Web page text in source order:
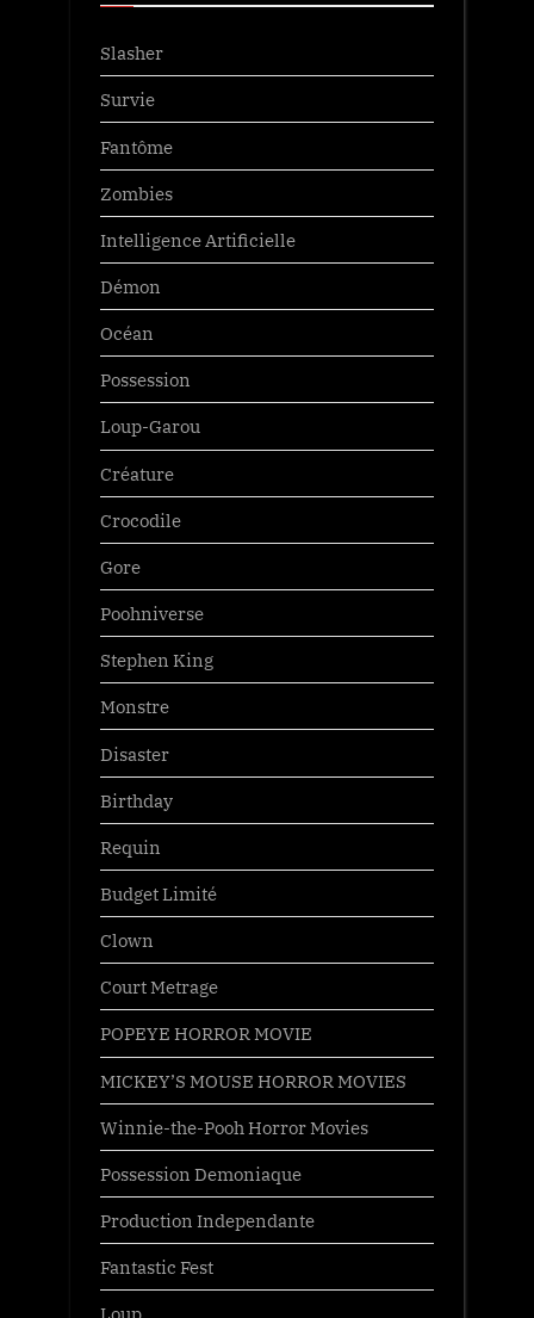
Slasher
Survie
Fantôme
Zombies
Intelligence Artificielle
Démon
Océan
Possession
Loup-Garou
Créature
Crocodile
Gore
Poohniverse
Stephen King
Monstre
Disaster
Birthday
Requin
Budget Limité
Clown
Court Metrage
POPEYE HORROR MOVIE
MICKEY’S MOUSE HORROR MOVIES
Winnie-the-Pooh Horror Movies
Possession Demoniaque
Production Independante
Fantastic Fest